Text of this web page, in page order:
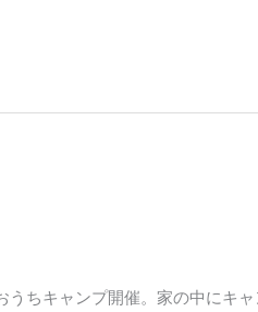
ちキャンプ開催。家の中にキ